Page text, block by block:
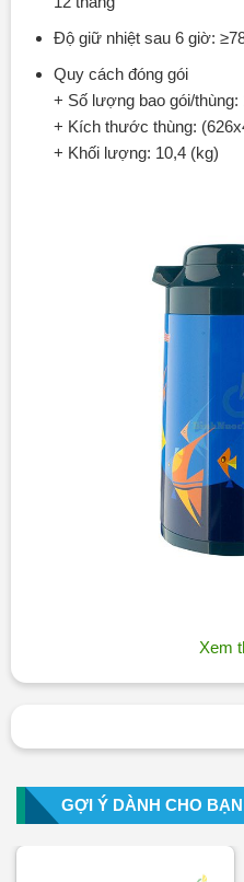
Độ giữ nhiệt sau 6 giờ:
Quy cách đóng gói
+ Số lượng bao gói/thùng:
+ Kích thước thùng:
+ Khối lượng: 10,4 (kg)
Bình giữ nhiệt Rạng Đông
sản phẩm này nhé!
Yêu
Xem
GỢI Ý DÀNH CHO BẠN